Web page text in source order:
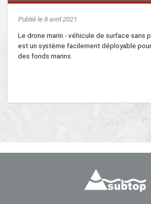
Publié le 8 avril 2021
Le drone marin - véhicule de surface sans
est un système facilement déployable
des fonds marins.